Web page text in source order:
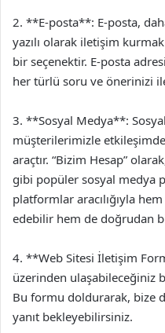
2. **E-posta**: E-posta,
yazılı olarak iletişim
bir seçenektir. E-posta
her türlü soru ve önerinizi
3. **Sosyal Medya**:
müşterilerimizle
araçtır. “Bizim Hesap”
gibi popüler sosyal medya
platformlar aracılığıyla
edebilir hem de doğrudan
4. **Web Sitesi İletişim
üzerinden ulaşabileceğiniz
Bu formu doldurarak, bize
yanıt bekleyebilirsiniz.